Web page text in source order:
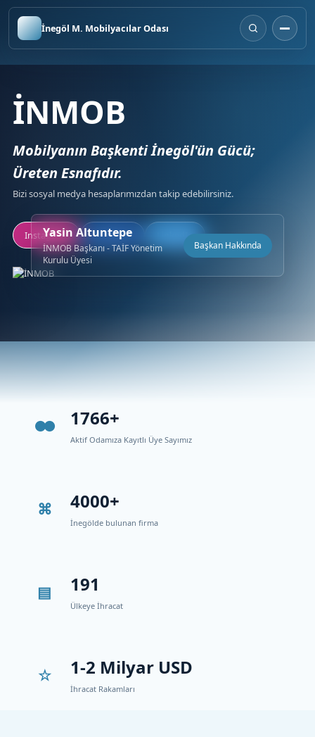
İnegöl M. Mobilyacılar Odası
İNMOB
Mobilyanın Başkenti İnegöl'ün Gücü;
Üreten Esnafıdır.
Bizi sosyal medya hesaplarımızdan takip edebilirsiniz.
Instagram Facebook LinkedIn
Yasin Altuntepe
İNMOB Başkanı - TAİF Yönetim
Kurulu Üyesi
Başkan Hakkında
1766+
Aktif Odamıza Kayıtlı Üye Sayımız
4000+
İnegölde bulunan firma
191
Ülkeye İhracat
1-2 Milyar USD
İhracat Rakamları